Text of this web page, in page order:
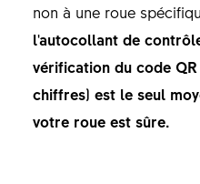
non à une roue
l'autocollant de
vérification du code
chiffres) est le seul
votre roue est sûre.